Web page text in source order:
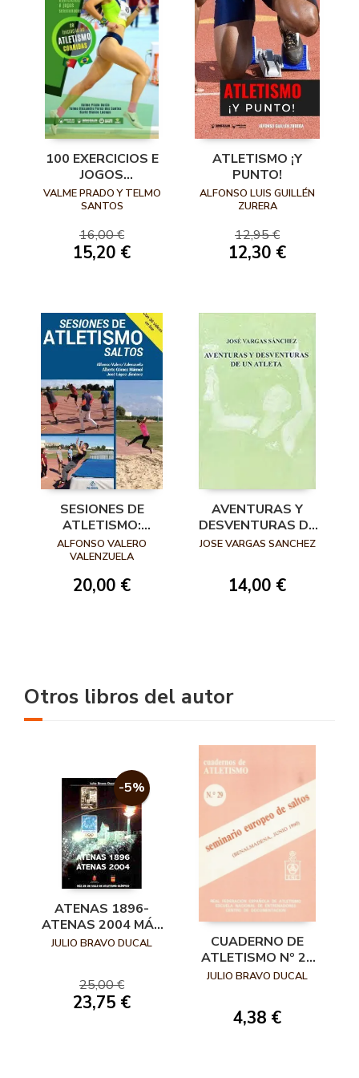
100 EXERCICIOS E
JOGOS
SELECIONADOS DE
INICIAÇAO AO
(CORRIDAS)
(PORTUGUÉS)
VALME PRADO Y TELMO
SANTOS
16,00 €
15,20 €
ATLETISMO ¡Y
PUNTO!
ALFONSO LUIS GUILLÉN
ZURERA
12,95 €
12,30 €
SESIONES DE
ATLETISMO:
SALTOS
ALFONSO VALERO
VALENZUELA
20,00 €
AVENTURAS Y
DESVENTURAS DE
UN ATLETA
JOSE VARGAS SANCHEZ
14,00 €
Otros libros del autor
-5%
ATENAS 1896-
ATENAS 2004 MÁS
DE UN SIGLO DE
JULIO BRAVO DUCAL
25,00 €
23,75 €
CUADERNO DE
ATLETISMO Nº 29
SEMINARIO
JULIO BRAVO DUCAL
4,38 €